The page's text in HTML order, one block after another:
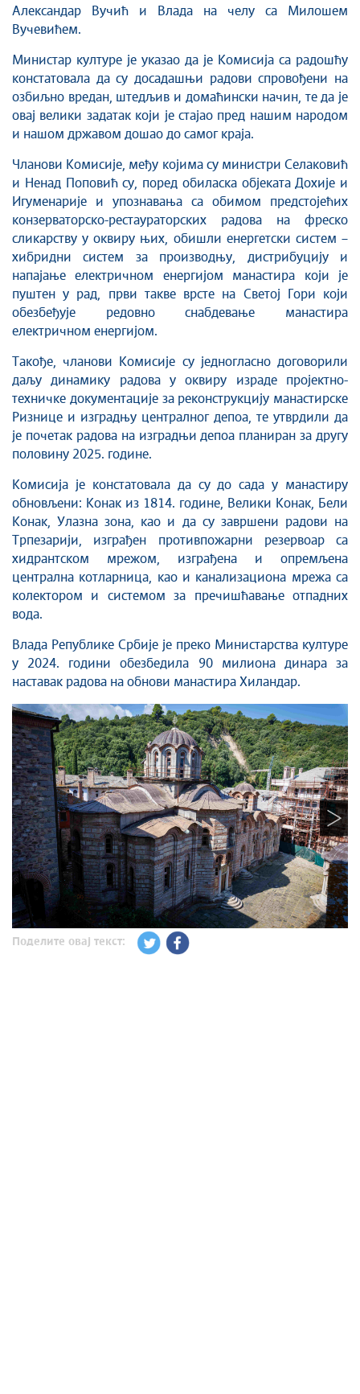
Александар Вучић и Влада на челу са Милошем
Вучевићем.
Министар културе је указао да је Комисија са радошћу
констатовала да су досадашњи радови спровођени на
озбиљно вредан, штедљив и домаћински начин, те да је
овај велики задатак који је стајао пред нашим народом
и нашом државом дошао до самог краја.
Чланови Kомисије, међу којима су министри Селаковић
и Ненад Поповић су, поред обиласка објеката Дохије и
Игуменарије и упознавања са обимом предстојећих
конзерваторско-рестаураторских радова на фреско
сликарству у оквиру њих, обишли енергетски систем –
хибридни систем за производњу, дистрибуцију и
напајање електричном енергијом манастира који је
пуштен у рад, први такве врсте на Светој Гори који
обезбеђује редовно снабдевање манастира
електричном енергијом.
Такође, чланови Kомисије су једногласно договорили
даљу динамику радова у оквиру израде пројектно-
техничке документације за реконструкцију манастирске
Ризнице и изградњу централног депоа, те утврдили да
је почетак радова на изградњи депоа планиран за другу
половину 2025. године.
Комисија је констатовала да су до сада у манастиру
обновљени: Kонак из 1814. године, Велики Kонак, Бели
Kонак, Улазна зона, као и да су завршени радови на
Трпезарији, изграђен противпожарни резервоар са
хидрантском мрежом, изграђена и опремљена
централна котларница, као и канализациона мрежа са
колектором и системом за пречишћавање отпадних
вода.
Влада Републике Србије је преко Министарства културе
у 2024. години обезбедила 90 милиона динара за
наставак радова на обнови манастира Хиландар.
Поделите овај текст: